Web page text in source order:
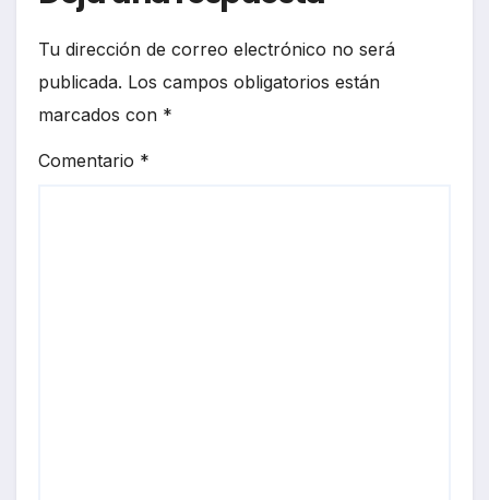
Tu dirección de correo electrónico no será
publicada. Los campos obligatorios están
marcados con *
Comentario *